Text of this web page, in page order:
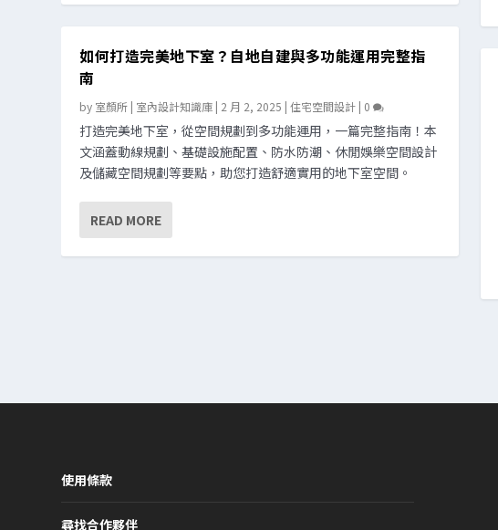
如何打造完美地下室？自地自建與多功能運用完整指
南
by 室顏所 | 室內設計知識庫 | 2 月 2, 2025 |住宅空間設計 | 0
打造完美地下室，從空間規劃到多功能運用，一篇完整指南！本
文涵蓋動線規劃、基礎設施配置、防水防潮、休閒娛樂空間設計
及儲藏空間規劃等要點，助您打造舒適實用的地下室空間。
READ MORE
使用條款
尋找合作夥伴